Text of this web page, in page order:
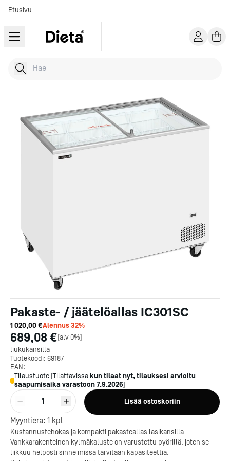
Etusivu
Hae tuotteita
Kirjoita hakusana...
Pakaste- / jäätelöallas IC301SC
1 020,00 €Alennus32%
689,08 €[alv 0%]
liukukansilla
Tuotekoodi: 69187
EAN:
Tilaustuote [Tilattavissa kun tilaat nyt, tilauksesi arvioitu
saapumisaika varastoon7.9.2026]
1 Lisää ostoskoriin
Myyntierä: 1 kpl
Kustannustehokas ja kompakti pakasteallas lasikansilla.
Vankkarakenteinen kylmäkaluste on varustettu pyörillä, joten se
liikkuu helposti sinne missä tarvitaan kapasiteettia.